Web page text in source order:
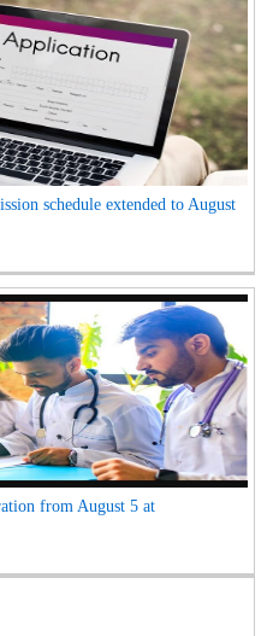
schedule extended to August
from August 5 at